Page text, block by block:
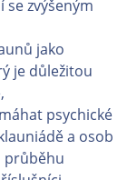
zvýšeným
jako
je důležitou
psychické
a osob
průběhu